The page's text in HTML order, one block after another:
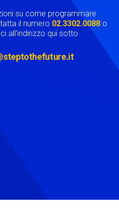
su come programmare
il numero 02.3302.0088 o
all'indirizzo qui sotto